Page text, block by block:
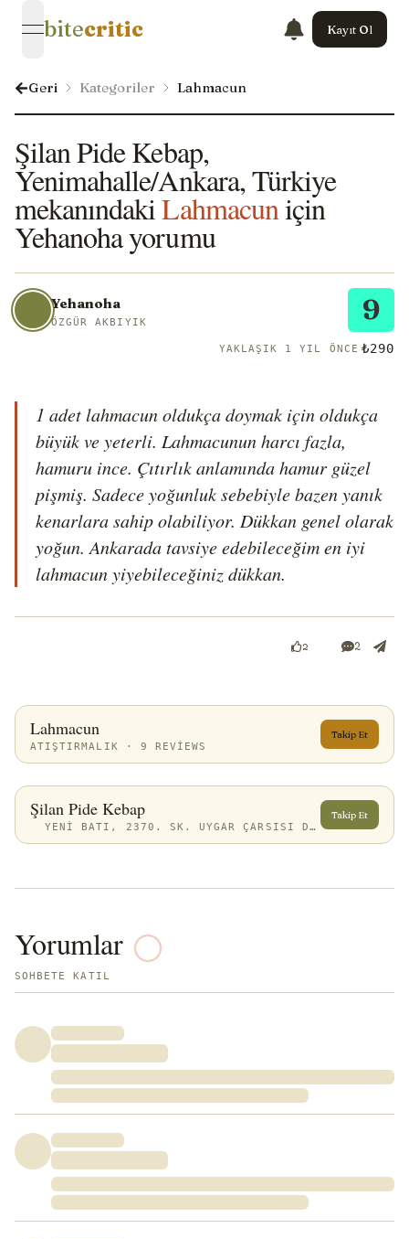
open navigation menu
bitecritic Kayıt Ol
Geri Kategoriler Lahmacun
Şilan Pide Kebap,
Yenimahalle/Ankara, Türkiye
mekanındakiLahmacuniçin
Yehanoha yorumu
Yehanoha
ÖZGÜR AKBIYIK 9
YAKLAŞIK 1 YIL ÖNCE ₺290
1 adet lahmacun oldukça doymak için oldukça
büyük ve yeterli. Lahmacunun harcı fazla,
hamuru ince. Çıtırlık anlamında hamur güzel
pişmiş. Sadece yoğunluk sebebiyle bazen yanık
kenarlara sahip olabiliyor. Dükkan genel olarak
yoğun. Ankarada tavsiye edebileceğim en iyi
lahmacun yiyebileceğiniz dükkan.
2 2
Lahmacun
ATIŞTIRMALIK · 9 REVIEWS
Takip Et
Şilan Pide Kebap
YENI BATI, 2370. SK. UYGAR ÇARSISI D:13/14, 06370 YENIMAHALLE/ANKARA, TÜRKIYE
Takip Et
Yorumlar
SOHBETE KATIL